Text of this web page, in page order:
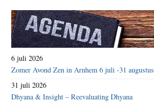
6 juli 2026
Zomer Avond Zen in Arnhem 6 juli -31 augustus
31 juli 2026
Dhyana & Insight – Reevaluating Dhyana